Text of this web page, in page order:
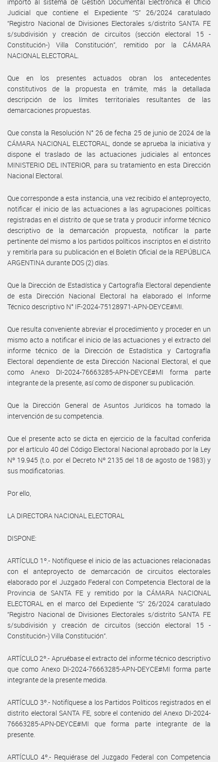
Judicial que contiene el Expediente “S” 26/2024 caratulado
“Registro Nacional de Divisiones Electorales s/distrito SANTA FE
s/subdivisión y creación de circuitos (sección electoral 15 -
Constitución-) Villa Constitución”, remitido por la CÁMARA
NACIONAL ELECTORAL.
Que en los presentes actuados obran los antecedentes
constitutivos de la propuesta en trámite, más la detallada
descripción de los límites territoriales resultantes de las
demarcaciones propuestas.
Que consta la Resolución N° 26 de fecha 25 de junio de 2024 de la
CÁMARA NACIONAL ELECTORAL, donde se aprueba la iniciativa y
dispone el traslado de las actuaciones judiciales al entonces
MINISTERIO DEL INTERIOR, para su tratamiento en esta Dirección
Nacional Electoral.
Que corresponde a esta instancia, una vez recibido el anteproyecto,
notificar el inicio de las actuaciones a las agrupaciones políticas
registradas en el distrito de que se trata y producir informe técnico
descriptivo de la demarcación propuesta, notificar la parte
pertinente del mismo a los partidos políticos inscriptos en el distrito
y remitirla para su publicación en el Boletín Oficial de la REPÚBLICA
ARGENTINA durante DOS (2) días.
Que la Dirección de Estadística y Cartografía Electoral dependiente
de esta Dirección Nacional Electoral ha elaborado el Informe
Técnico descriptivo N° IF-2024-75128971-APN-DEYCE#MI.
Que resulta conveniente abreviar el procedimiento y proceder en un
mismo acto a notificar el inicio de las actuaciones y el extracto del
informe técnico de la Dirección de Estadística y Cartografía
Electoral dependiente de esta Dirección Nacional Electoral, el que
como Anexo DI-2024-76663285-APN-DEYCE#MI forma parte
integrante de la presente, así como de disponer su publicación.
Que la Dirección General de Asuntos Jurídicos ha tomado la
intervención de su competencia.
Que el presente acto se dicta en ejercicio de la facultad conferida
por el artículo 40 del Código Electoral Nacional aprobado por la Ley
Nº 19.945 (t.o. por el Decreto Nº 2135 del 18 de agosto de 1983) y
sus modificatorias.
Por ello,
LA DIRECTORA NACIONAL ELECTORAL
DISPONE:
ARTÍCULO 1º.- Notifíquese el inicio de las actuaciones relacionadas
con el anteproyecto de demarcación de circuitos electorales
elaborado por el Juzgado Federal con Competencia Electoral de la
Provincia de SANTA FE y remitido por la CÁMARA NACIONAL
ELECTORAL en el marco del Expediente “S” 26/2024 caratulado
“Registro Nacional de Divisiones Electorales s/distrito SANTA FE
s/subdivisión y creación de circuitos (sección electoral 15 -
Constitución-) Villa Constitución”.
ARTÍCULO 2º.- Apruébase el extracto del informe técnico descriptivo
que como Anexo DI-2024-76663285-APN-DEYCE#MI forma parte
integrante de la presente medida.
ARTÍCULO 3º.- Notifíquese a los Partidos Políticos registrados en el
distrito electoral SANTA FE, sobre el contenido del Anexo DI-2024-
76663285-APN-DEYCE#MI que forma parte integrante de la
presente.
ARTÍCULO 4º.- Requiérase del Juzgado Federal con Competencia